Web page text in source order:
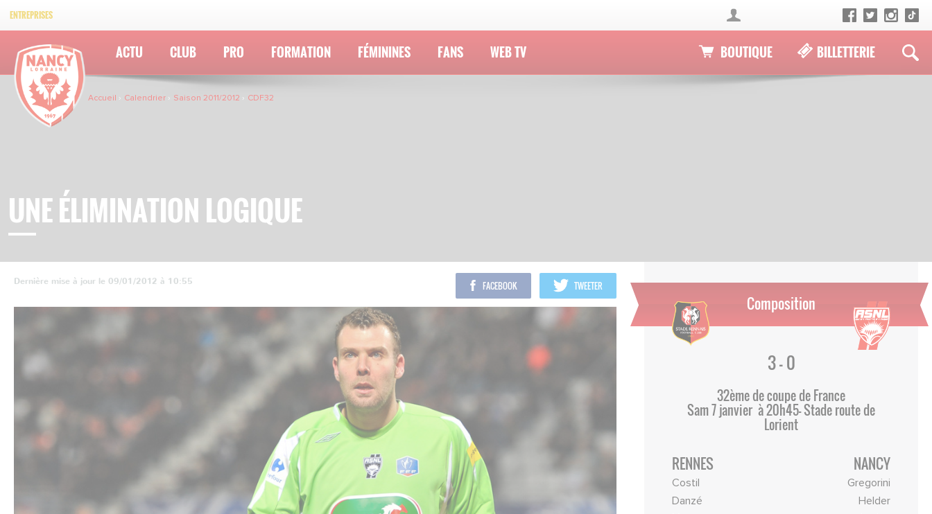
ENTREPRISES
ACTU CLUB PRO FORMATION FÉMININES FANS WEB TV BOUTIQUE BILLETTERIE
Accueil Calendrier Saison 2011/2012 CDF32
UNE ÉLIMINATION LOGIQUE
Dernière mise à jour le 09/01/2012 à 10:55 FACEBOOK TWEETER
Composition
3 - 0
32ème de coupe de France
Sam 7 janvier à 20h45- Stade route de
Lorient
RENNES
Costil
Danzé
NANCY
Gregorini
Helder